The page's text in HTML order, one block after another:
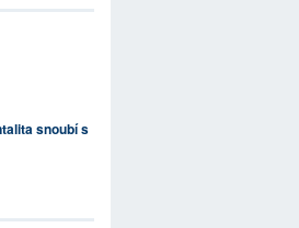
snoubí s